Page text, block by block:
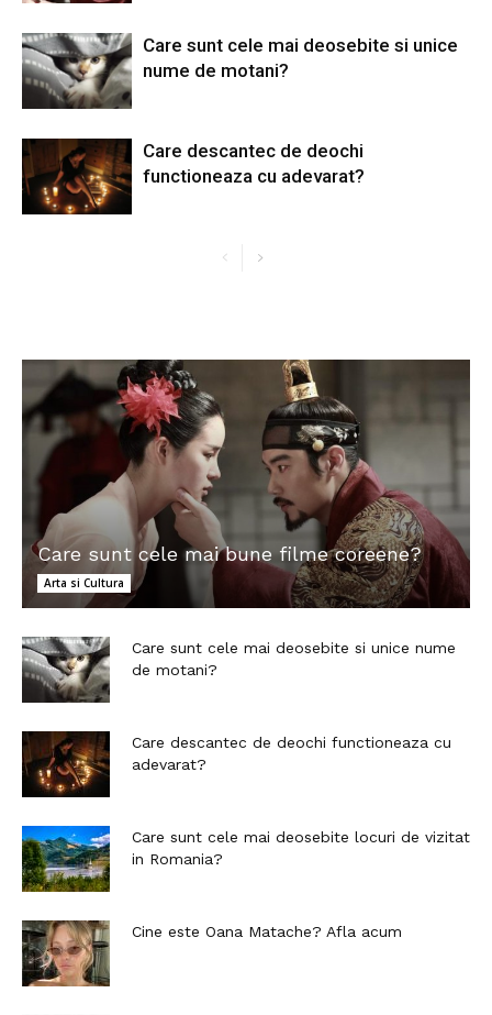
Care sunt cele mai deosebite si unice
nume de motani?
Care descantec de deochi
functioneaza cu adevarat?
Care sunt cele mai bune filme coreene?
Arta si Cultura
Care sunt cele mai deosebite si unice nume
de motani?
Care descantec de deochi functioneaza cu
adevarat?
Care sunt cele mai deosebite locuri de vizitat
in Romania?
Cine este Oana Matache? Afla acum